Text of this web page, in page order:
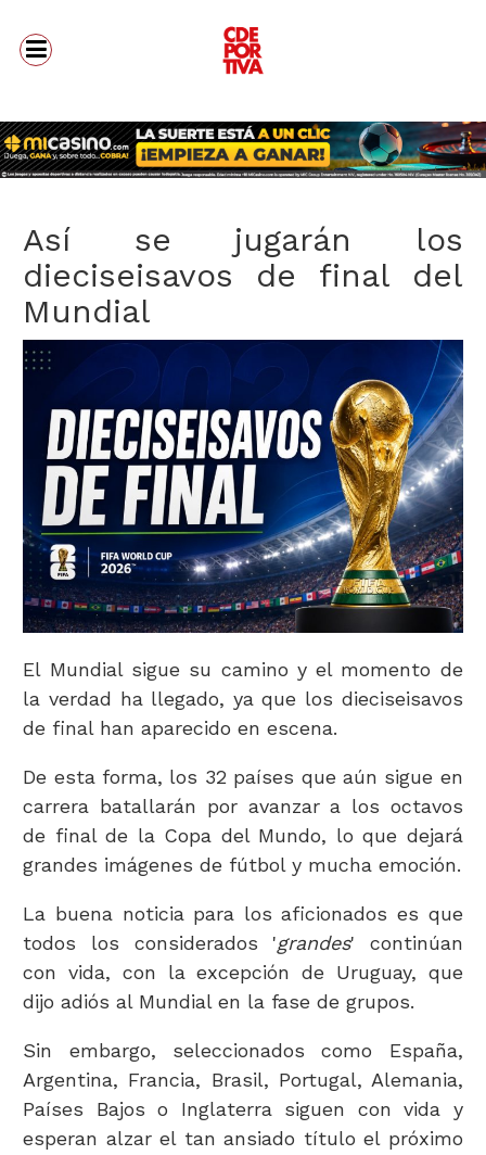
Así se jugarán los
dieciseisavos de final del
Mundial
El Mundial sigue su camino y el momento de
la verdad ha llegado, ya que los dieciseisavos
de final han aparecido en escena.
De esta forma, los 32 países que aún sigue en
carrera batallarán por avanzar a los octavos
de final de la Copa del Mundo, lo que dejará
grandes imágenes de fútbol y mucha emoción.
La buena noticia para los aficionados es que
todos los considerados 'grandes' continúan
con vida, con la excepción de Uruguay, que
dijo adiós al Mundial en la fase de grupos.
Sin embargo, seleccionados como España,
Argentina, Francia, Brasil, Portugal, Alemania,
Países Bajos o Inglaterra siguen con vida y
esperan alzar el tan ansiado título el próximo